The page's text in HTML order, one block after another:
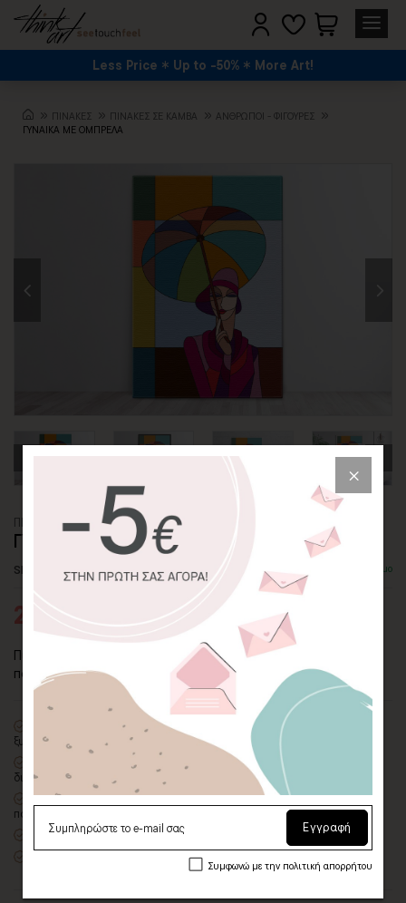
Less Price Up to -50% More Art!
ΠΙΝΑΚΕΣ ΠΙΝΑΚΕΣ ΣΕ ΚΑΜΒΑ
ΆΝΘΡΩΠΟΙ - ΦΙΓΟΎΡΕΣ
ΓΥΝΑΙΚΑ ΜΕ ΟΜΠΡΕΛΑ
ΠΙΝΑΚΑΣ ΚΑΜΒΑΣ
ΓΥΝΑΙΚΑ ΜΕ ΟΜΠΡΕΛΑ
SKU: CVPS-112-P Διαθέσιμο
25,80€
Πίνακας σε καμβά "Γυναίκα με Ομπρέλα". Μοντέρνα αισθητική
που θα απογειώσει τον χώρο σας!
100% πιστοποιημένος βαμβακερός καμβάςσε τελάρο φυσικής
ξυλείας
Οικολογική εκτύπωση
με μελάνια νερού latex, χωρίς χημικούς
διαλύτες και οσμές
Δυνατότητα προσθήκηςξύλινης διακοσμητικής κορνίζαςμε
πολλές επιλογές
Χειροποίητη κατασκευή, ένας – ένας πίνακας κατά παραγγελία
Έτοιμοι για τοποθέτηση – με κρυφό σύστημα στήριξης
Εγγραφή
Συμφωνώ με την πολιτική απορρήτου